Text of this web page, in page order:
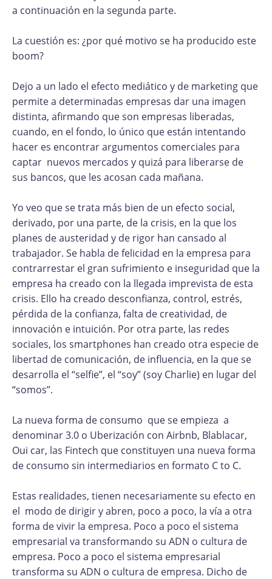
a continuación en la segunda parte.
La cuestión es: ¿por qué motivo se ha producido este
boom?
Dejo a un lado el efecto mediático y de marketing que
permite a determinadas empresas dar una imagen
distinta, afirmando que son empresas liberadas,
cuando, en el fondo, lo único que están intentando
hacer es encontrar argumentos comerciales para
captar nuevos mercados y quizá para liberarse de
sus bancos, que les acosan cada mañana.
Yo veo que se trata más bien de un efecto social,
derivado, por una parte, de la crisis, en la que los
planes de austeridad y de rigor han cansado al
trabajador. Se habla de felicidad en la empresa para
contrarrestar el gran sufrimiento e inseguridad que la
empresa ha creado con la llegada imprevista de esta
crisis. Ello ha creado desconfianza, control, estrés,
pérdida de la confianza, falta de creatividad, de
innovación e intuición. Por otra parte, las redes
sociales, los smartphones han creado otra especie de
libertad de comunicación, de influencia, en la que se
desarrolla el “selfie”, el “soy” (soy Charlie) en lugar del
“somos”.
La nueva forma de consumo que se empieza a
denominar 3.0 o Uberización con Airbnb, Blablacar,
Oui car, las Fintech que constituyen una nueva forma
de consumo sin intermediarios en formato C to C.
Estas realidades, tienen necesariamente su efecto en
el modo de dirigir y abren, poco a poco, la vía a otra
forma de vivir la empresa. Poco a poco el sistema
empresarial va transformando su ADN o cultura de
empresa. Poco a poco el sistema empresarial
transforma su ADN o cultura de empresa. Dicho de